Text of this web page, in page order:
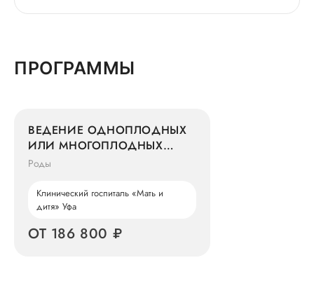
ПРОГРАММЫ
ВЕДЕНИЕ ОДНОПЛОДНЫХ
ИЛИ МНОГОПЛОДНЫХ
РОДОВ
Роды
Клинический госпиталь «Мать и
дитя» Уфа
ОТ 186 800 ₽